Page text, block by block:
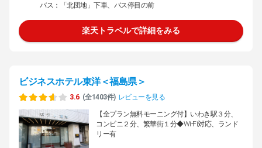
バス：「北団地」下車、バス停目の前
楽天トラベルで詳細をみる
ビジネスホテル東洋＜福島県＞
3.6 (全1403件) レビューを見る
【全プラン無料モーニング付】いわき駅３分、
コンビニ２分、繁華街１分◆Wi-Fi対応、ランド
リー有